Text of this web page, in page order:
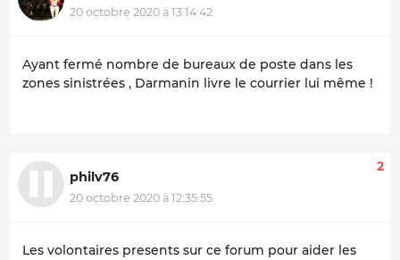
20 octobre 2020 à 13:14:42
Ayant fermé nombre de bureaux de poste dans les
zones sinistrées , Darmanin livre le courrier lui même !
philv76
20 octobre 2020 à 12:35:55
2
Les volontaires presents sur ce forum pour aider les